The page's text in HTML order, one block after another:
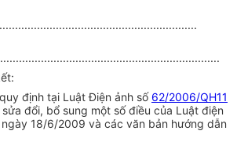
định tại Luật Điện ảnh số 62/2006/QH11
đổi, bổ sung một số điều của Luật điện
ngày 18/6/2009 và các văn bản hướng dẫn